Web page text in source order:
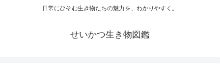
日常にひそむ生き物たちの魅力を、わかりやすく。
せいかつ生き物図鑑